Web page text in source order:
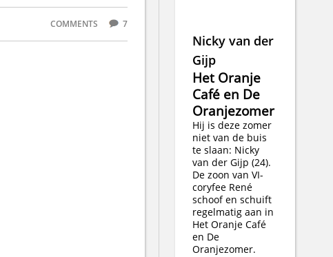
COMMENTS 7
Nicky van der
Gijp
Het Oranje
Café en De
Oranjezomer
Hij is deze zomer
niet van de buis
te slaan: Nicky
van der Gijp (24).
De zoon van VI-
coryfee René
schoof en schuift
regelmatig aan in
Het Oranje Café
en De
Oranjezomer.